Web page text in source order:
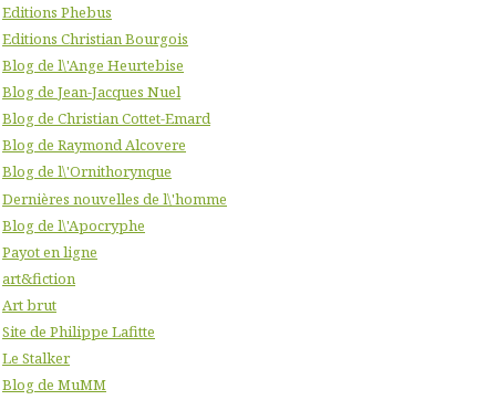
Editions Phebus
Editions Christian Bourgois
Blog de l\'Ange Heurtebise
Blog de Jean-Jacques Nuel
Blog de Christian Cottet-Emard
Blog de Raymond Alcovere
Blog de l\'Ornithorynque
Dernières nouvelles de l\'homme
Blog de l\'Apocryphe
Payot en ligne
art&fiction
Art brut
Site de Philippe Lafitte
Le Stalker
Blog de MuMM